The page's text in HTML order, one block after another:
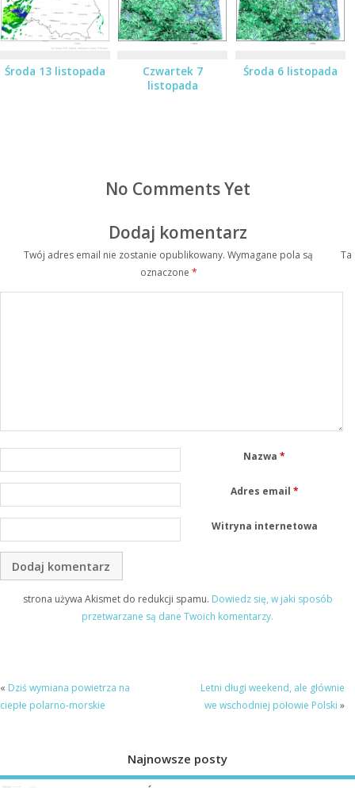
Środa 13 listopada
Czwartek 7
listopada
Środa 6 listopada
No Comments Yet
Dodaj komentarz
Twój adres email nie zostanie opublikowany. Wymagane pola są
oznaczone *
Nazwa*
Adres email *
Witryna internetowa
Ta
strona używa Akismet do redukcji spamu. Dowiedz się, w jaki sposób
przetwarzane są dane Twoich komentarzy.
« Dziś wymiana powietrza na
ciepłe polarno-morskie
Letni długi weekend, ale głównie
we wschodniej połowie Polski »
Najnowsze posty